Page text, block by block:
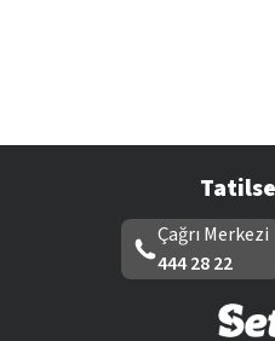
Çağrı Merkezi
444 28 22